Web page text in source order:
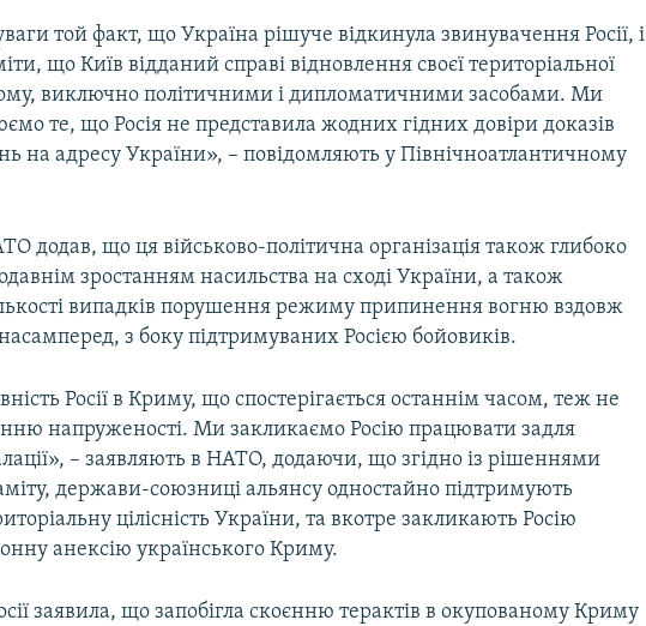
той факт, що Україна рішуче відкинула звинувачення Росії, і
що Київ відданий справі відновлення своєї територіальної
виключно політичними і дипломатичними засобами. Ми
те, що Росія не представила жодних гідних довіри доказів
на адресу України», – повідомляють у Північноатлантичному
додав, що ця військово-політична організація також глибоко
зростанням насильства на сході України, а також
випадків порушення режиму припинення вогню вздовж
насамперед, з боку підтримуваних Росією бойовиків.
Росії в Криму, що спостерігається останнім часом, теж не
напруженості. Ми закликаємо Росію працювати задля
– заявляють в НАТО, додаючи, що згідно із рішеннями
держави-союзниці альянсу одностайно підтримують
цілісність України, та вкотре закликають Росію
анексію українського Криму.
заявила, що запобігла скоєнню терактів в окупованому Криму